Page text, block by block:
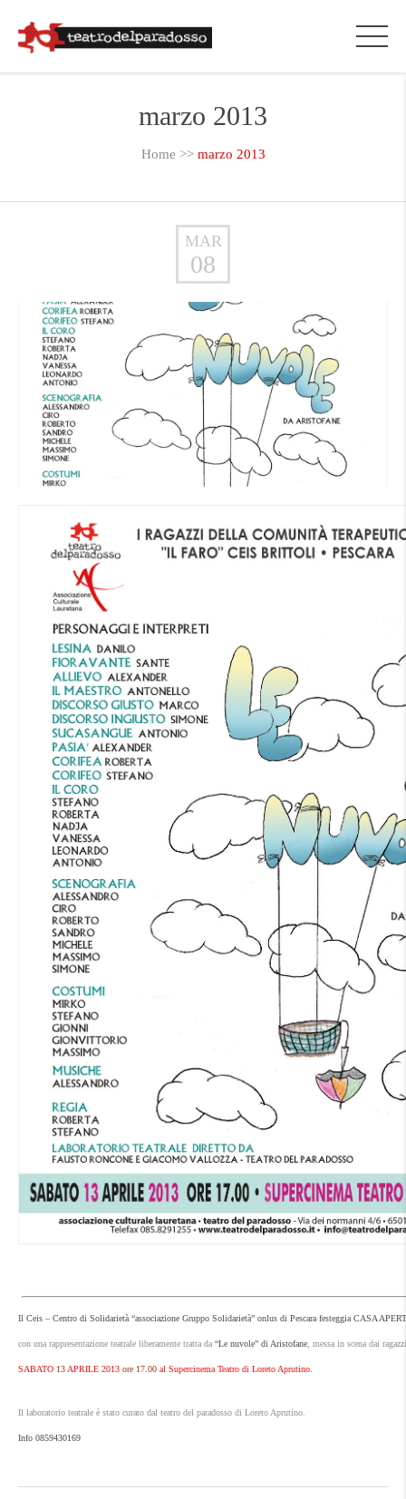
marzo 2013
Home >> marzo 2013
MAR
08
Il Ceis – Centro di Solidarietà “associazione Gruppo Solidarietà” onlus di Pescara festeggia CASA
con una rappresentazione teatrale liberamente tratta da “Le nuvole” di Aristofane , messa in scena dai
SABATO 13 APRILE 2013 ore 17.00 al Supercinema Teatro di Loreto Aprutino.
Il laboratorio teatrale è stato curato dal teatro del paradosso di Loreto Aprutino.
Info 0859430169